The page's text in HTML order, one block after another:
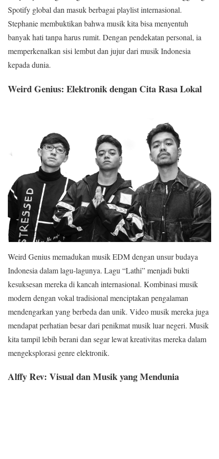
Spotify global dan masuk berbagai playlist internasional.
Stephanie membuktikan bahwa musik kita bisa menyentuh
banyak hati tanpa harus rumit. Dengan pendekatan personal, ia
memperkenalkan sisi lembut dan jujur dari musik Indonesia
kepada dunia.
Weird Genius: Elektronik dengan Cita Rasa Lokal
Weird Genius memadukan musik EDM dengan unsur budaya
Indonesia dalam lagu-lagunya. Lagu “Lathi” menjadi bukti
kesuksesan mereka di kancah internasional. Kombinasi musik
modern dengan vokal tradisional menciptakan pengalaman
mendengarkan yang berbeda dan unik. Video musik mereka juga
mendapat perhatian besar dari penikmat musik luar negeri. Musik
kita tampil lebih berani dan segar lewat kreativitas mereka dalam
mengeksplorasi genre elektronik.
Alffy Rev: Visual dan Musik yang Mendunia